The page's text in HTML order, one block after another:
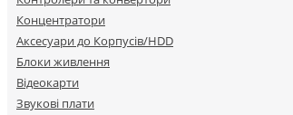
Концентратори
Аксесуари до Корпусів/HDD
Блоки живлення
Відеокарти
Звукові плати